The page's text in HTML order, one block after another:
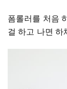
폼롤러를 처음
걸 하고 나면 하